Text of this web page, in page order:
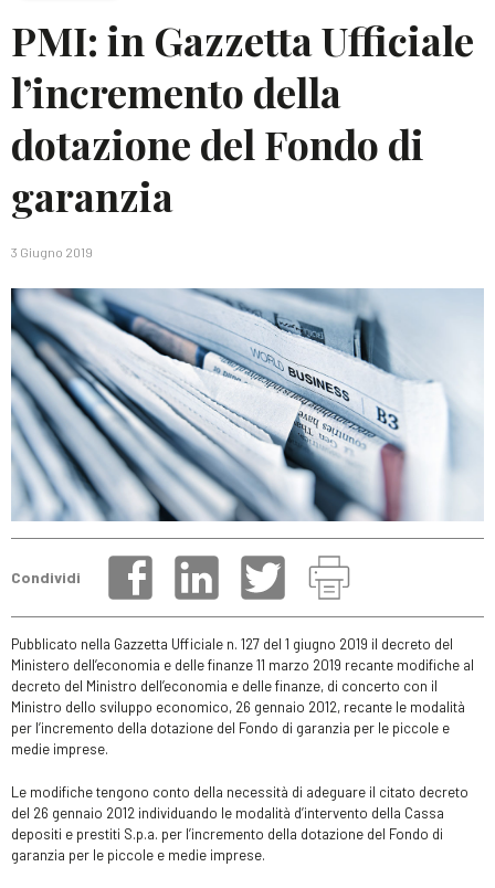
PMI: in Gazzetta Ufficiale
l’incremento della
dotazione del Fondo di
garanzia
3 Giugno 2019
Condividi
Pubblicato nella Gazzetta Ufficiale n. 127 del 1 giugno 2019 il decreto del
Ministero dell’economia e delle finanze 11 marzo 2019 recante modifiche al
decreto del Ministro dell’economia e delle finanze, di concerto con il
Ministro dello sviluppo economico, 26 gennaio 2012, recante le modalità
per l’incremento della dotazione del Fondo di garanzia per le piccole e
medie imprese.
Le modifiche tengono conto della necessità di adeguare il citato decreto
del 26 gennaio 2012 individuando le modalità d’intervento della Cassa
depositi e prestiti S.p.a. per l’incremento della dotazione del Fondo di
garanzia per le piccole e medie imprese.